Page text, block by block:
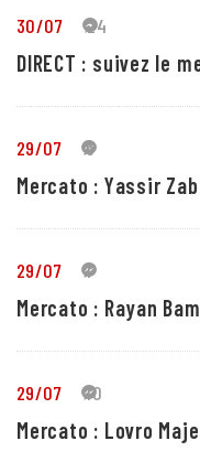
30/07 24
DIRECT : suivez le
29/07 5
Mercato : Yassir
29/07 1
Mercato : Rayan
29/07 10
Mercato : Lovro